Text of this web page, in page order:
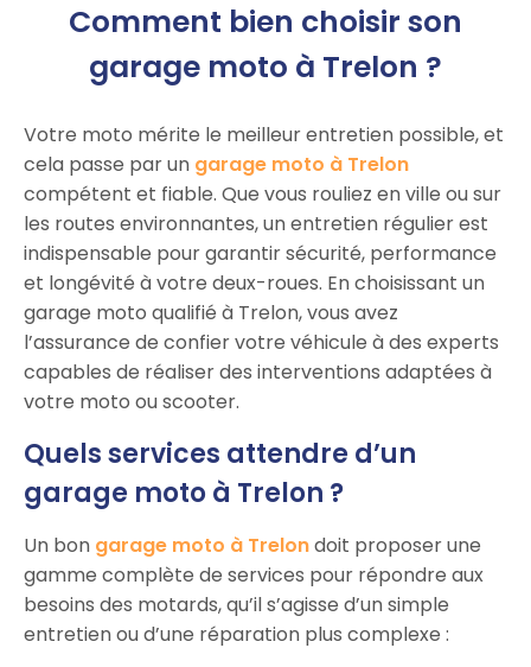
Comment bien choisir son
garage moto à Trelon ?
Votre moto mérite le meilleur entretien possible, et
cela passe par un garage moto à Trelon
compétent et fiable. Que vous rouliez en ville ou sur
les routes environnantes, un entretien régulier est
indispensable pour garantir sécurité, performance
et longévité à votre deux-roues. En choisissant un
garage moto qualifié à Trelon, vous avez
l’assurance de confier votre véhicule à des experts
capables de réaliser des interventions adaptées à
votre moto ou scooter.
Quels services attendre d’un
garage moto à Trelon ?
Un bon garage moto à Trelondoit proposer une
gamme complète de services pour répondre aux
besoins des motards, qu’il s’agisse d’un simple
entretien ou d’une réparation plus complexe :